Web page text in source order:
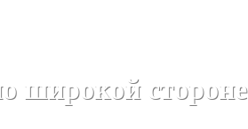
широкой стороне